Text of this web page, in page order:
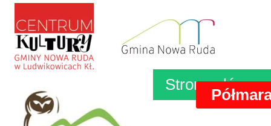
Strona główna